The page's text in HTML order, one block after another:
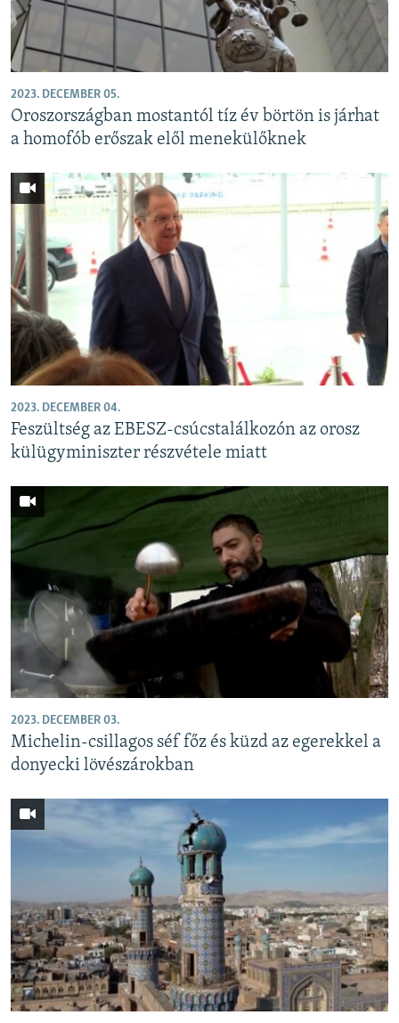
2023. DECEMBER 05.
Oroszországban mostantól tíz év börtön is járhat
a homofób erőszak elől menekülőknek
2023. DECEMBER 04.
Feszültség az EBESZ-csúcstalálkozón az orosz
külügyminiszter részvétele miatt
2023. DECEMBER 03.
Michelin-csillagos séf főz és küzd az egerekkel a
donyecki lövészárokban